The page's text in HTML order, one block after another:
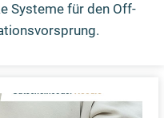
Systeme für den Off-